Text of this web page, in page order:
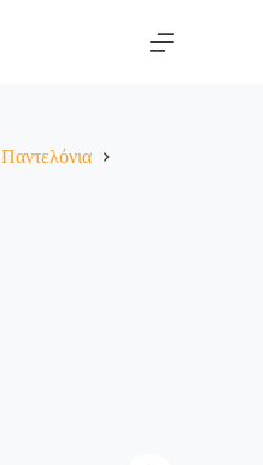
Παντελόνια